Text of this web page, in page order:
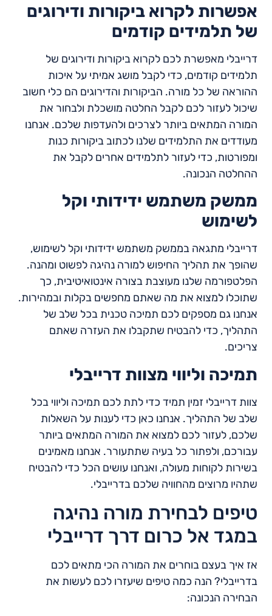
אפשרות לקרוא ביקורות ודירוגים
של תלמידים קודמים
דרייבלי מאפשרת לכם לקרוא ביקורות ודירוגים של
תלמידים קודמים, כדי לקבל מושג אמיתי על איכות
ההוראה של כל מורה. הביקורות והדירוגים הם כלי חשוב
שיכול לעזור לכם לקבל החלטה מושכלת ולבחור את
המורה המתאים ביותר לצרכים ולהעדפות שלכם. אנחנו
מעודדים את התלמידים שלנו לכתוב ביקורות כנות
ומפורטות, כדי לעזור לתלמידים אחרים לקבל את
ההחלטה הנכונה.
ממשק משתמש ידידותי וקל
לשימוש
דרייבלי מתגאה בממשק משתמש ידידותי וקל לשימוש,
שהופך את תהליך החיפוש למורה נהיגה לפשוט ומהנה.
הפלטפורמה שלנו מעוצבת בצורה אינטואיטיבית, כך
שתוכלו למצוא את מה שאתם מחפשים בקלות ובמהירות.
אנחנו גם מספקים לכם תמיכה טכנית בכל שלב של
התהליך, כדי להבטיח שתקבלו את העזרה שאתם
צריכים.
תמיכה וליווי מצוות דרייבלי
צוות דרייבלי זמין תמיד כדי לתת לכם תמיכה וליווי בכל
שלב של התהליך. אנחנו כאן כדי לענות על השאלות
שלכם, לעזור לכם למצוא את המורה המתאים ביותר
עבורכם, ולפתור כל בעיה שתתעורר. אנחנו מאמינים
בשירות לקוחות מעולה, ואנחנו עושים הכל כדי להבטיח
שתהיו מרוצים מהחוויה שלכם בדרייבלי.
טיפים לבחירת מורה נהיגה
במגד אל כרום דרך דרייבלי
אז איך בעצם בוחרים את המורה הכי מתאים לכם
בדרייבלי? הנה כמה טיפים שיעזרו לכם לעשות את
הבחירה הנכונה: